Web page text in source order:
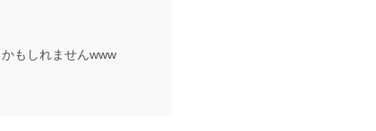
もしれませんwww